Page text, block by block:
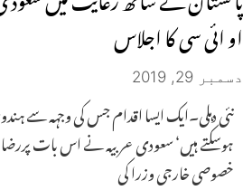
او ائی سی کا اجلاس
دسمبر 29, 2019
نئی دہلی۔ایک ایسا اقدام جس کی وجہہ سے
ہوسکتے ہیں‘ سعودی عربیہ نے اس بات
خصوصی خارجی وزرا کی